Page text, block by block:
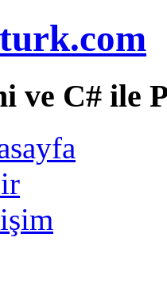
ve C# ile